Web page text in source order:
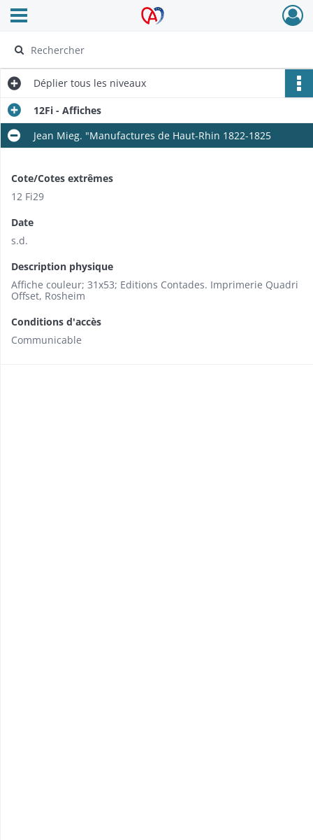
Archives Alsace - Colmar
Ouvrir le menu déroulant
Déplier tous les niveaux
12Fi - Affiches
Jean Mieg. "Manufactures de Haut-Rhin 1822-1825
Cote/Cotes extrêmes
12 Fi29
Date
s.d.
Description physique
Affiche couleur; 31x53; Editions Contades. Imprimerie Quadri
Offset, Rosheim
Conditions d'accès
Communicable